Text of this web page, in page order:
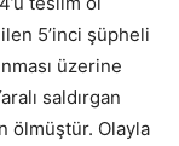
5’inci şüpheli
üzerine
saldırgan
ölmüştür. Olayla